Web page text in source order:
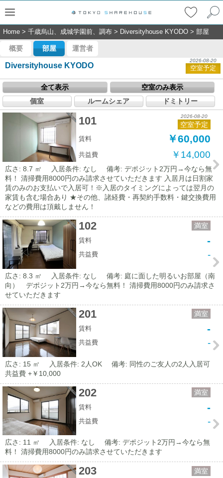
Home > 千歳烏山、成城学園前、調布 > Diversityhouse KYODO > 部屋
概要 部屋 運営者
Diversityhouse KYODO
2026-08-20
空室予定
全て表示
空室のみ表示
個室
ルームシェア ドミトリー
101 2026-08-20
空室予定
賃料 ￥60,000
共益費 ￥14,000
広さ: 8.7 ㎡ 入居条件: なし
備考: デポジット2万円→今なら無
料！ 清掃費用8000円のみ請求させていただきます 入居月は日割家
賃のみのお支払いで入居可！※入居のタイミングによっては翌月の
家賃も含む場合あり ★その他、諸経費・再契約手数料・鍵交換費用
などの費用は頂戴しません！
102 満室
賃料 -
共益費 -
広さ: 8.3 ㎡ 入居条件: なし
備考: 庭に面した明るいお部屋（南
向） デポジット2万円→今なら無料！ 清掃費用8000円のみ請求さ
せていただきます
201 満室
賃料 -
共益費 -
広さ: 15 ㎡ 入居条件: 2人OK
備考: 同性のご友人の2人入居可
共益費 +￥10,000
202 満室
賃料 -
共益費 -
広さ: 11 ㎡ 入居条件: なし
備考: デポジット2万円→今なら無
料！ 清掃費用8000円のみ請求させていただきます
203 満室